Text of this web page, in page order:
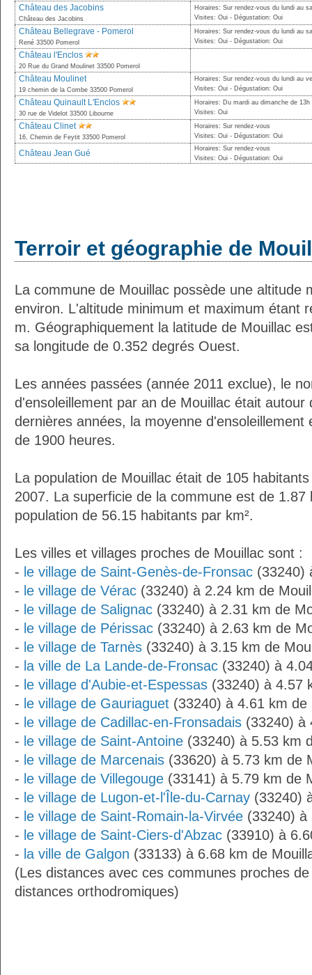
Château des Jacobins
Château des Jacobins
Horaires: Sur rendez-vous du lundi au
Visites: Oui - Dégustation: Oui
Château Bellegrave - Pomerol
René 33500 Pomerol
Horaires: Sur rendez-vous du lundi au
Visites: Oui - Dégustation: Oui
Château l'Enclos
20 Rue du Grand Moulinet 33500 Pomerol
Château Moulinet
19 chemin de la Combe 33500 Pomerol
Horaires: Sur rendez-vous du lundi au
Visites: Oui - Dégustation: Oui
Château Quinault L'Enclos
30 rue de Videlot 33500 Libourne
Horaires: Du mardi au dimanche de 13h
Visites: Oui
Château Clinet
16, Chemin de Feytit 33500 Pomerol
Horaires: Sur rendez-vous
Visites: Oui - Dégustation: Oui
Château Jean Gué
Horaires: Sur rendez-vous
Visites: Oui - Dégustation: Oui
Terroir et géographie de
La commune de Mouillac possède une altitude
environ. L'altitude minimum et maximum étant
m. Géographiquement la latitude de Mouillac
sa longitude de 0.352 degrés Ouest.
Les années passées (année 2011 exclue), le
d'ensoleillement par an de Mouillac était autour
dernières années, la moyenne d'ensoleillement
de 1900 heures.
La population de Mouillac était de 105
2007. La superficie de la commune est de 1.87
population de 56.15 habitants par km².
Les villes et villages proches de Mouillac sont :
- le village de Saint-Genès-de-Fronsac (33240)
- le village de Vérac (33240) à 2.24 km de
- le village de Salignac (33240) à 2.31 km de
- le village de Périssac (33240) à 2.63 km de
- le village de Tarnès (33240) à 3.15 km de
- la ville de La Lande-de-Fronsac (33240) à
- le village d'Aubie-et-Espessas (33240) à 4.57
- le village de Gauriaguet (33240) à 4.61 km de
- le village de Cadillac-en-Fronsadais (33240) à
- le village de Saint-Antoine (33240) à 5.53 km
- le village de Marcenais (33620) à 5.73 km de
- le village de Villegouge (33141) à 5.79 km de
- le village de Lugon-et-l'Île-du-Carnay (33240)
- le village de Saint-Romain-la-Virvée (33240) à
- le village de Saint-Ciers-d'Abzac (33910) à
- la ville de Galgon (33133) à 6.68 km de
(Les distances avec ces communes proches
distances orthodromiques)